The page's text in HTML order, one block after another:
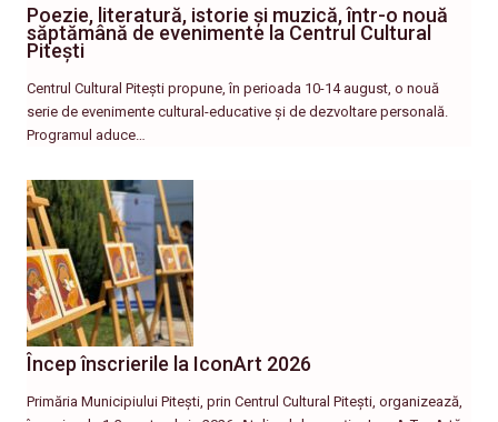
Poezie, literatură, istorie și muzică, într-o nouă
săptămână de evenimente la Centrul Cultural
Pitești
Centrul Cultural Pitești propune, în perioada 10-14 august, o nouă
serie de evenimente cultural-educative și de dezvoltare personală.
Programul aduce…
Încep înscrierile la IconArt 2026
Primăria Municipiului Pitești, prin Centrul Cultural Pitești, organizează,